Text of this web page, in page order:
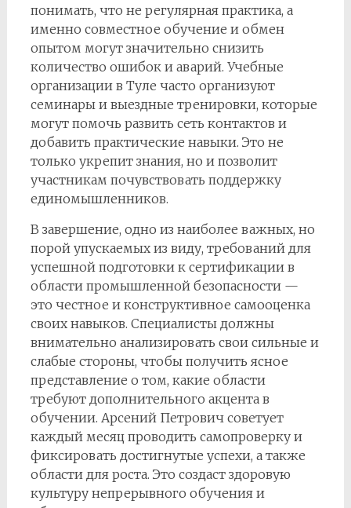
понимать, что не регулярная практика, а
именно совместное обучение и обмен
опытом могут значительно снизить
количество ошибок и аварий. Учебные
организации в Туле часто организуют
семинары и выездные тренировки, которые
могут помочь развить сеть контактов и
добавить практические навыки. Это не
только укрепит знания, но и позволит
участникам почувствовать поддержку
единомышленников.
В завершение, одно из наиболее важных, но
порой упускаемых из виду, требований для
успешной подготовки к сертификации в
области промышленной безопасности —
это честное и конструктивное самооценка
своих навыков. Специалисты должны
внимательно анализировать свои сильные и
слабые стороны, чтобы получить ясное
представление о том, какие области
требуют дополнительного акцента в
обучении. Арсений Петрович советует
каждый месяц проводить самопроверку и
фиксировать достигнутые успехи, а также
области для роста. Это создаст здоровую
культуру непрерывного обучения и